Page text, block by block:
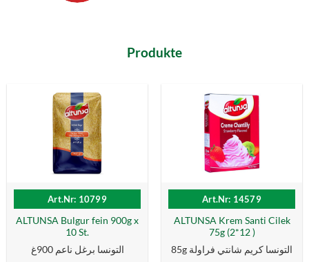
Produkte
Art.Nr: 10799
ALTUNSA Bulgur fein 900g x
10 St.
التونسا برغل ناعم 900غ
Art.Nr: 14579
ALTUNSA Krem Santi Cilek
75g (2*12 )
85g التونسا كریم شانتي فراولة